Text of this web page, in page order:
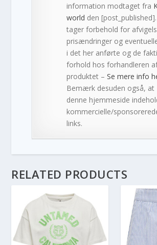
information modtaget fra
world den [post_published].
tager forbehold for
prisændringer og
i det her anførte og de
forhold hos forhandleren
produktet –Se mere info
Bemærk desuden også, at
denne hjemmeside
kommercielle/
links.
RELATED PRODUCTS